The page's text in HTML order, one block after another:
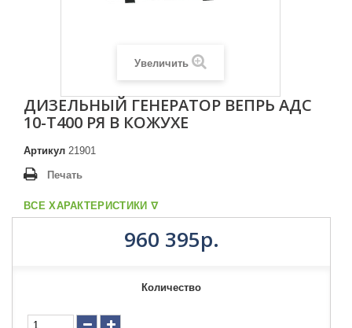
Увеличить
ДИЗЕЛЬНЫЙ ГЕНЕРАТОР ВЕПРЬ АДС
10-Т400 РЯ В КОЖУХЕ
Артикул 21901
Печать
ВСЕ ХАРАКТЕРИСТИКИ ᐁ
960 395р.
Количество